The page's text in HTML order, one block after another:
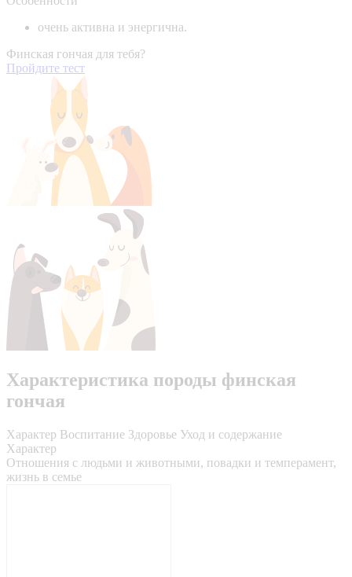
очень активна и энергична.
Финская гончая для тебя?
Пройдите тест
Характеристика породы финская
гончая
Характер Воспитание Здоровье Уход и содержание
Характер
Отношения с людьми и животными, повадки и темперамент,
жизнь в семье